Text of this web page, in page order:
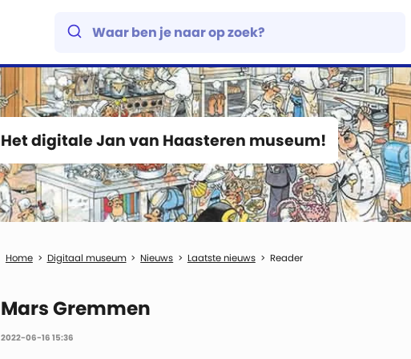
Het digitale Jan van Haasteren museum!
Digitaal museum Nieuws Laatste nieuws Reader
Mars Gremmen
2022-06-16 15:36